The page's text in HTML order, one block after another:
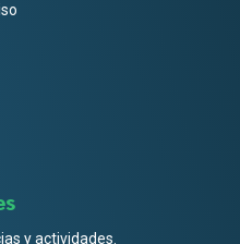
y actividades.